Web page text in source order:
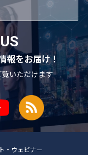
報をお届け！
いただけます
・ウェビナー